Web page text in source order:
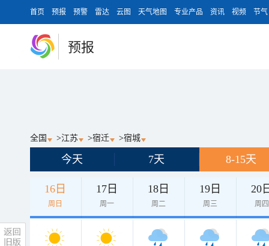
首页 预报 预警 雷达 云图 天气地图 专业产品 资讯 视频 节气
预报
全国 >江苏 >宿迁 >宿城
今天 7天 8-15天
16日
周日
17日
周一
18日
周二
19日
周三
20
周四